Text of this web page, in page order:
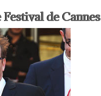
de Cannes